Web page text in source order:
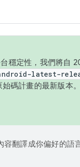
穩定性，我們將自
latest-
碼計畫的最新版本
翻譯成你偏好的語